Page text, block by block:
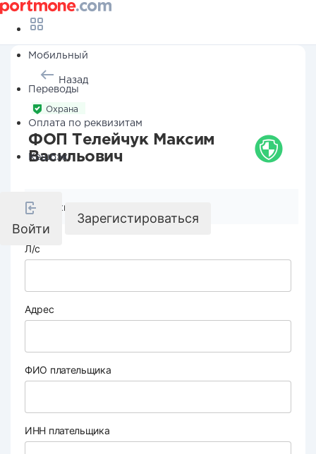
Мобильный
Переводы
Оплата по реквизитам
Кешбэк
Войти
Зарегистироваться
Назад
Охрана
ФОП Телейчук Максим
Васильович
Реквизиты компании
Л/с
Адрес
ФИО плательщика
ИНН плательщика